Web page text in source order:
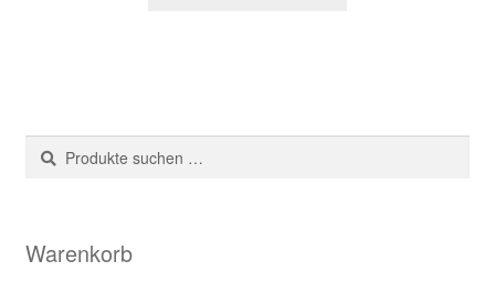
Suche
nach:
Suchen
Warenkorb